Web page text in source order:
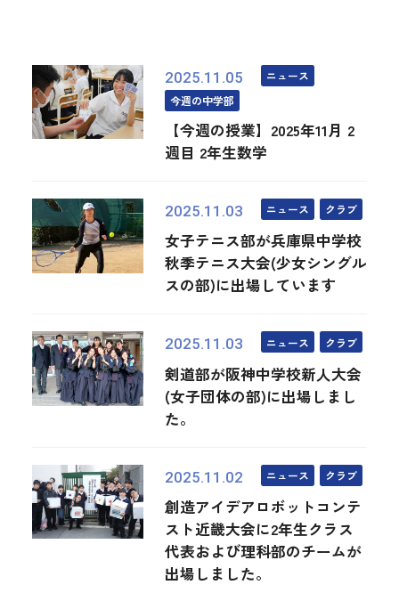
2025.11.05
ニュース
今週の中学部
【今週の授業】2025年11月 2
週目 2年生数学
2025.11.03 ニュース クラブ
女子テニス部が兵庫県中学校
秋季テニス大会(少女シングル
スの部)に出場しています
2025.11.03 ニュース クラブ
剣道部が阪神中学校新人大会
(女子団体の部)に出場しまし
た。
2025.11.02 ニュース クラブ
創造アイデアロボットコンテ
スト近畿大会に2年生クラス
代表および理科部のチームが
出場しました。